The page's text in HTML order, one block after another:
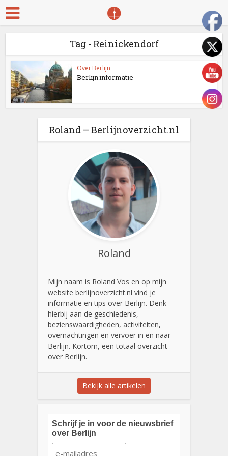
Tag - Reinickendorf
Over Berlijn
Berlijn informatie
Roland – Berlijnoverzicht.nl
Roland
Mijn naam is Roland Vos en op mijn
website berlijnoverzicht.nl vind je
informatie en tips over Berlijn. Denk
hierbij aan de geschiedenis,
bezienswaardigheden, activiteiten,
overnachtingen en vervoer in en naar
Berlijn. Kortom, een totaal overzicht
over Berlijn.
Bekijk alle artikelen
Schrijf je in voor de nieuwsbrief
over Berlijn